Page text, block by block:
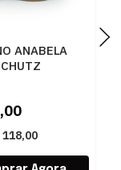
ANABELA
118,00